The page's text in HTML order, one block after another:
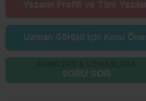
Uzman Görüşü İçin Konu
SORU SOR